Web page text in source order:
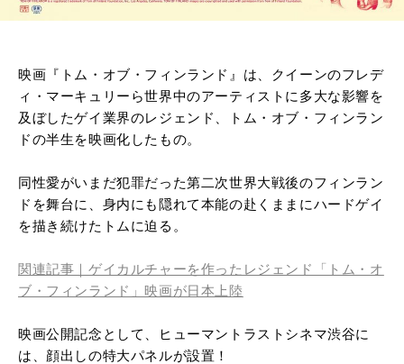
映画『トム・オブ・フィンランド』は、 クイーンのフレデ
ィ・マーキュリーら世界中のアーティストに多大な影響を
及ぼしたゲイ業界のレジェンド、トム・オブ・フィンラン
ドの半生を映画化したもの。
同性愛がいまだ犯罪だった第二次世界大戦後のフィンラン
ドを舞台に、身内にも隠れて本能の赴くままにハードゲイ
を描き続けたトムに迫る。
関連記事｜ゲイカルチャーを作ったレジェンド「トム・オ
ブ・フィンランド」映画が日本上陸
映画公開記念として、ヒューマントラストシネマ渋谷に
は、顔出しの特大パネルが設置！